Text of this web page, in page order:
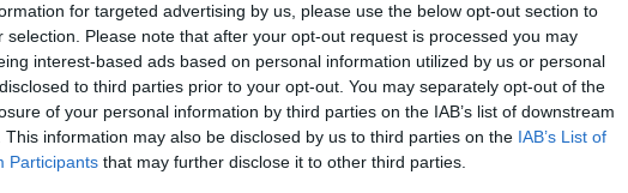
for targeted advertising by us, please use the below opt-out section to
selection. Please note that after your opt-out request is processed you may
interest-based ads based on personal information utilized by us or personal
to third parties prior to your opt-out. You may separately opt-out of the
of your personal information by third parties on the IAB’s list of downstream
This information may also be disclosed by us to third parties on the IAB’s List of
Participants that may further disclose it to other third parties.
Φυτόχωμα για
– Organic Soil
Γυαλιστικό Φύλλων | 300ml
COMPO
Διογκωμένη Άργιλος